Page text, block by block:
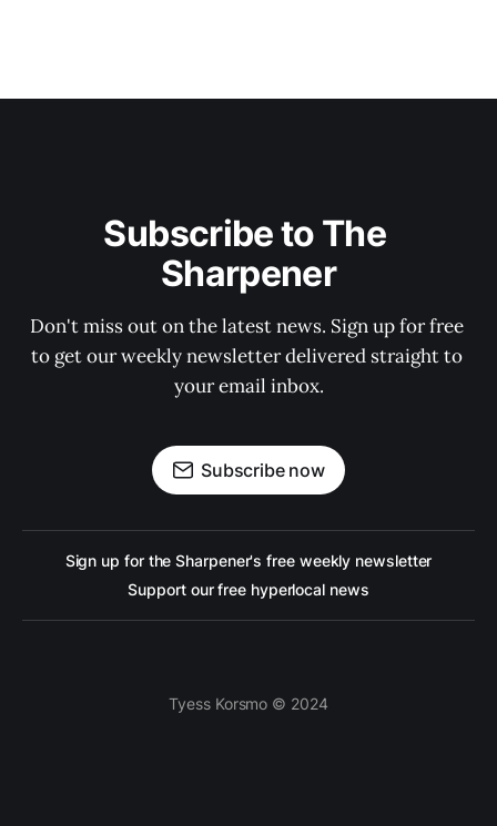
Subscribe to The
Sharpener
Don't miss out on the latest news. Sign up for free
to get our weekly newsletter delivered straight to
your email inbox.
Subscribe now
Sign up for the Sharpener's free weekly newsletter
Support our free hyperlocal news
Tyess Korsmo © 2024